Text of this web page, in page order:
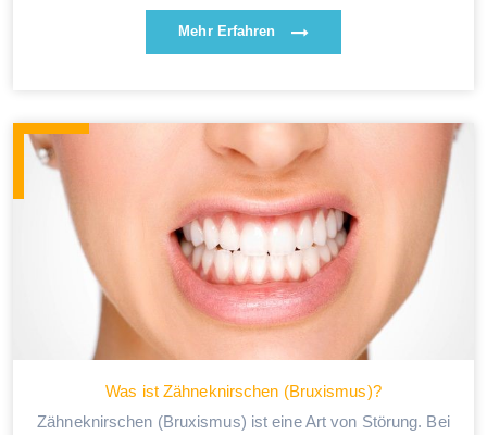
Mehr Erfahren
Was ist Zähneknirschen (Bruxismus)?
Zähneknirschen (Bruxismus) ist eine Art von Störung. Bei